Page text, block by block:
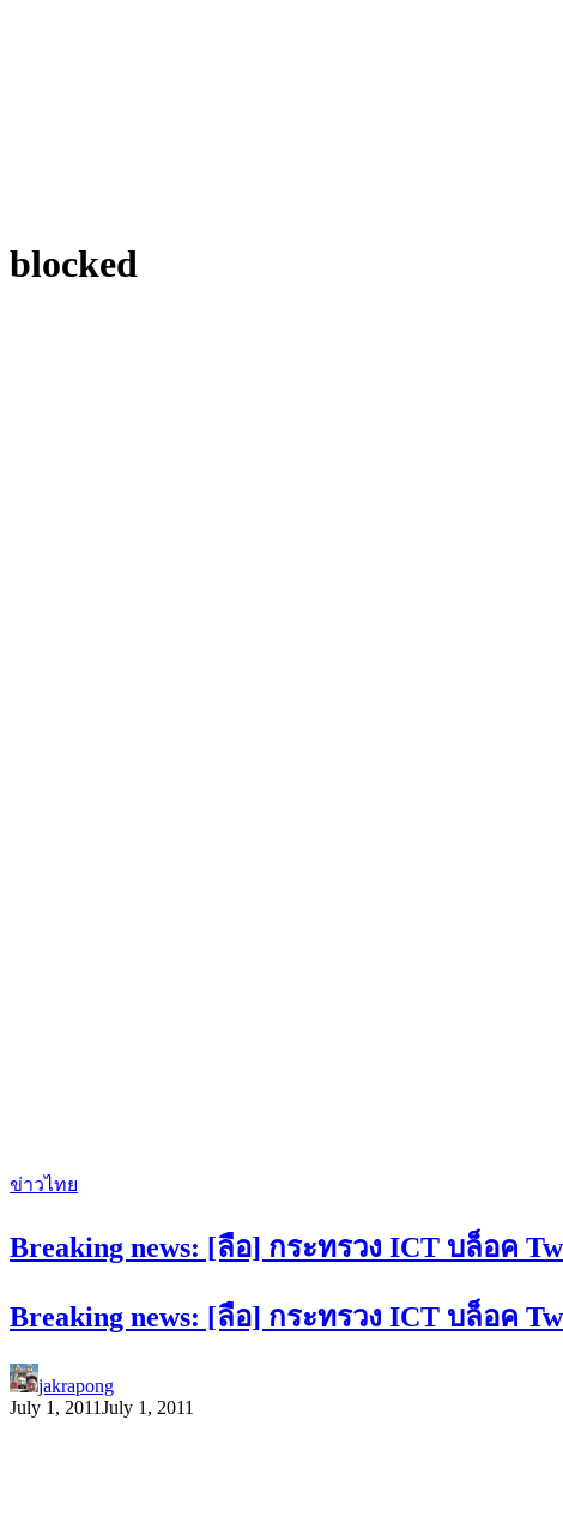
blocked
ข่าวไทย
Breaking news: [ลือ] กระทรวง ICT บล็อค
Breaking news: [ลือ] กระทรวง ICT บล็อค
jakrapong
July 1, 2011July 1, 2011